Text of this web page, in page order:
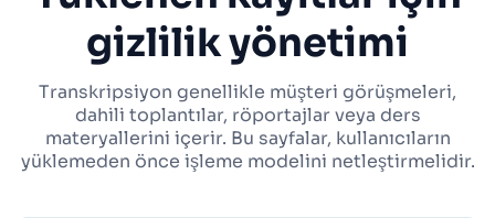
gizlilik yönetimi
Transkripsiyon genellikle müşteri görüşmeleri,
dahili toplantılar, röportajlar veya ders
materyallerini içerir. Bu sayfalar, kullanıcıların
yüklemeden önce işleme modelini netleştirmelidir.